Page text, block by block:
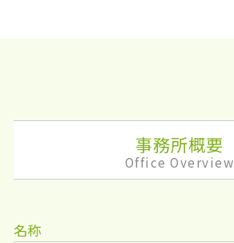
事務所概要
Office Overview
名称